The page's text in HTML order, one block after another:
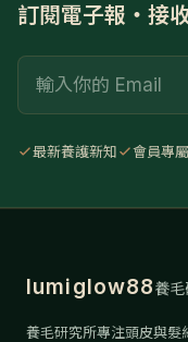
訂閱電子報・接
最新養護新知 會員專
lumiglow88養
養毛研究所專注頭皮與髮